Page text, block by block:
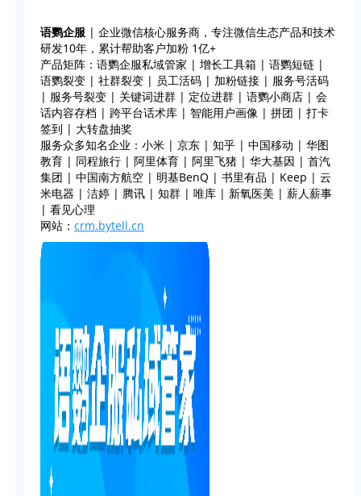
语鹦企服 | 企业微信核心服务商，专注微信生态产品和技术
研发10年，累计帮助客户加粉 1亿+
产品矩阵：语鹦企服私域管家 | 增长工具箱 | 语鹦短链 |
语鹦裂变 | 社群裂变 | 员工活码 | 加粉链接 | 服务号活码
| 服务号裂变 | 关键词进群 | 定位进群 | 语鹦小商店 | 会
话内容存档 | 跨平台话术库 | 智能用户画像 | 拼团 | 打卡
签到 | 大转盘抽奖
服务众多知名企业：小米 | 京东 | 知乎 | 中国移动 | 华图
教育 | 同程旅行 | 阿里体育 | 阿里飞猪 | 华大基因 | 首汽
集团 | 中国南方航空 | 明基BenQ | 书里有品 | Keep | 云
米电器 | 洁婷 | 腾讯 | 知群 | 唯库 | 新氧医美 | 薪人薪事
| 看见心理
网站： crm.bytell.cn